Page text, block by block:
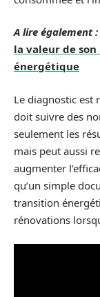
A lire également :
la valeur de
énergétique
Le diagnostic est
doit suivre des
seulement les
mais peut aussi
augmenter
qu’un simple
transition
rénovations